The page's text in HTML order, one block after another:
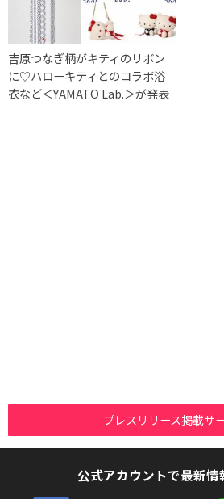
吉原つなぎ柄がキティのリボン
に♡ハローキティとのコラボ浴
衣など＜YAMATO Lab.＞が発表
プレスリリース掲載サ
公式アカウントで最新情